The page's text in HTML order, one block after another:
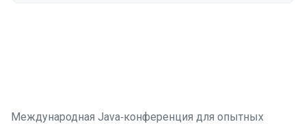
Международная Java‑конференция для опытных